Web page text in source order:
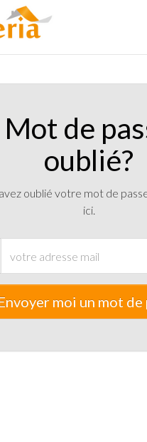
Mot de
oublié?
oublié votre mot de
ici.